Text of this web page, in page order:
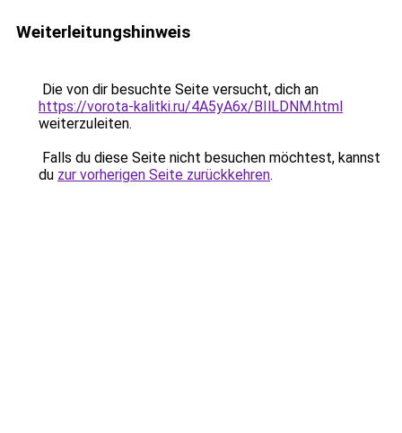
Weiterleitungshinweis
Die von dir besuchte Seite versucht, dich an
https://vorota-kalitki.ru/4A5yA6x/BIlLDNM.html
weiterzuleiten.
Falls du diese Seite nicht besuchen möchtest, kannst
du zur vorherigen Seite zurückkehren.